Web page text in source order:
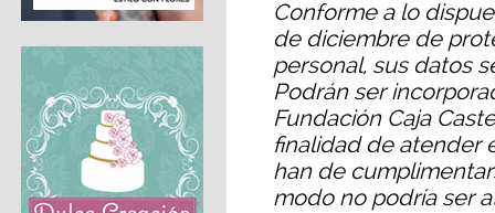
Conforme a lo
de diciembre de
personal, sus datos
Podrán ser
Fundación Caja
finalidad de atender
han de
modo no podría ser